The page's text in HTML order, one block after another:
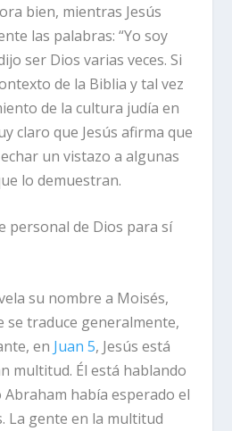
bien, mientras Jesús
las palabras: “Yo soy
ser Dios varias veces. Si
de la Biblia y tal vez
de la cultura judía en
claro que Jesús afirma que
un vistazo a algunas
lo demuestran.
personal de Dios para sí
su nombre a Moisés,
se traduce generalmente,
en Juan 5, Jesús está
multitud. Él está hablando
Abraham había esperado el
La gente en la multitud